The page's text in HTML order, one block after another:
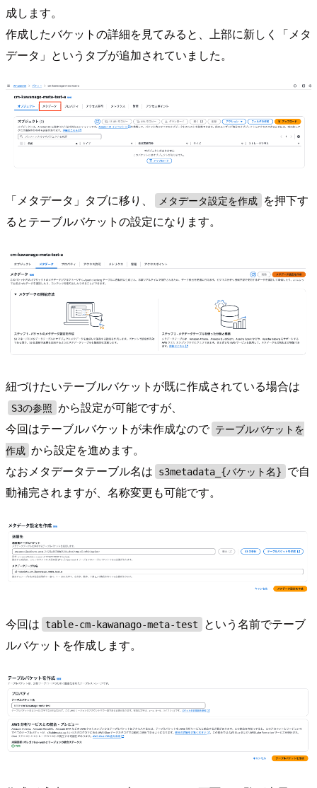
成します。
作成したバケットの詳細を見てみると、上部に新しく「メタ
データ」というタブが追加されていました。
「メタデータ」タブに移り、 メタデータ設定を作成
を押下す
るとテーブルバケットの設定になります。
紐づけたいテーブルバケットが既に作成されている場合は
S3の参照 から設定が可能ですが、
今回はテーブルバケットが未作成なので テーブルバケットを
作成 から設定を進めます。
なおメタデータテーブル名は
s3metadata_{バケット名}
で自
動補完されますが、名称変更も可能です。
今回は table-cm-kawanago-meta-test
という名前でテーブ
ルバケットを作成します。